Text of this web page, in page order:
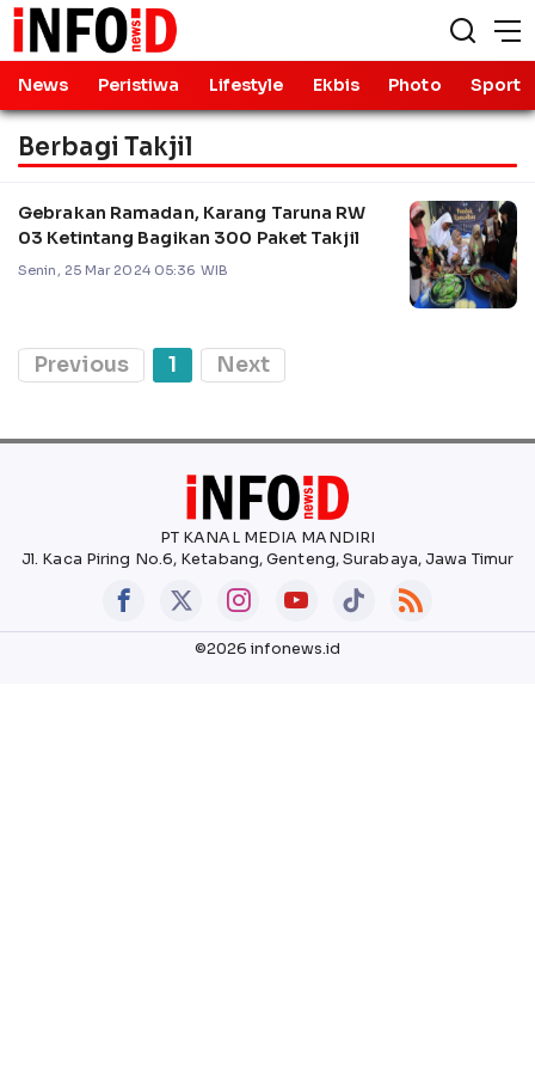
News Peristiwa Lifestyle Ekbis Photo Sport
Berbagi Takjil
Gebrakan Ramadan, Karang Taruna RW
03 Ketintang Bagikan 300 Paket Takjil
Senin, 25 Mar 2024 05:36 WIB
Previous 1 Next
PT KANAL MEDIA MANDIRI
Jl. Kaca Piring No.6, Ketabang, Genteng, Surabaya, Jawa Timur
©2026 infonews.id